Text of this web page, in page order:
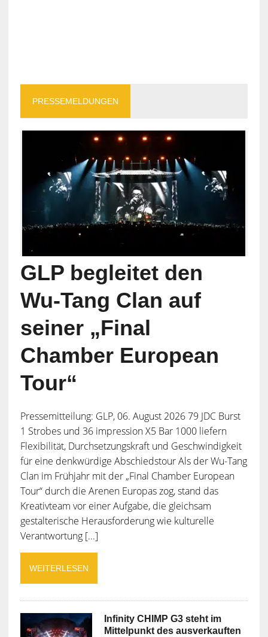
PRESSEMELDUNGEN
GLP begleitet den
Wu-Tang Clan auf
seiner „Final
Chamber European
Tour“
Pressemitteilung: GLP, 06. August 2026 79 JDC Burst
1 Strobes und 36 impression X5 Bar 1000 liefern
Flexibilität, Durchsetzungskraft und Geschwindigkeit
für eine denkwürdige Abschiedstour Als der Wu-Tang
Clan im Frühjahr mit der „Final Chamber European
Tour“ durch die Arenen Europas zog, stand das
Kreativteam vor einer Aufgabe, die gleichsam
gestalterische Herausforderung wie kulturelle
Verantwortung [...]
WEITERLESEN
Infinity CHIMP G3 steht im
Mittelpunkt des ausverkauften